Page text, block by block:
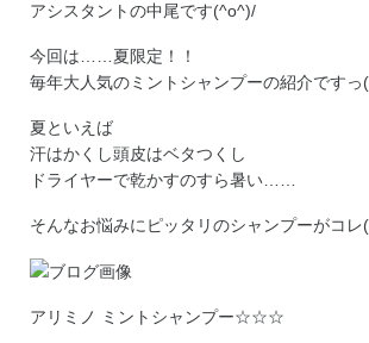
アシスタントの中尾です(^o^)/
今回は……夏限定！！
毎年大人気のミントシャンプーの紹介ですっ
夏といえば
汗はかくし頭皮はベタつくし
ドライヤーで乾かすのすら暑い……
そんなお悩みにピッタリのシャンプーがコレ
アリミノ ミントシャンプー☆☆☆